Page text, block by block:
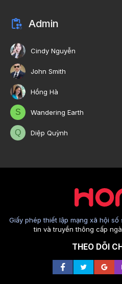
Admin
Cindy Nguyễn
John Smith
Hồng Hà
S Wandering Earth
Q Diệp Quỳnh
Giấy phép thiết lập mạng xã hội số
tin và truyền thông cấp
THEO DÕI